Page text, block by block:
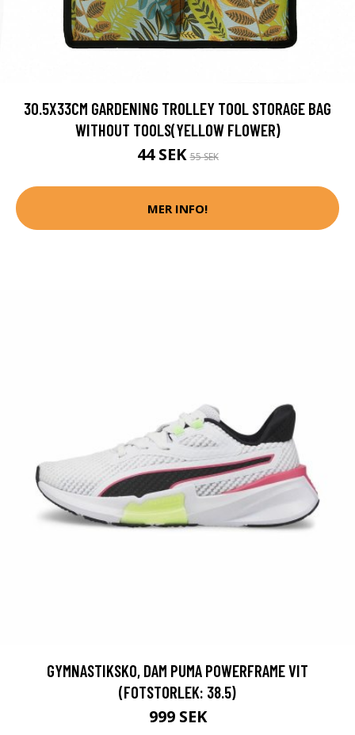
30.5X33CM GARDENING TROLLEY TOOL STORAGE BAG
WITHOUT TOOLS(YELLOW FLOWER)
44 SEK55 SEK
MER INFO!
GYMNASTIKSKO, DAM PUMA POWERFRAME VIT
(FOTSTORLEK: 38.5)
999 SEK